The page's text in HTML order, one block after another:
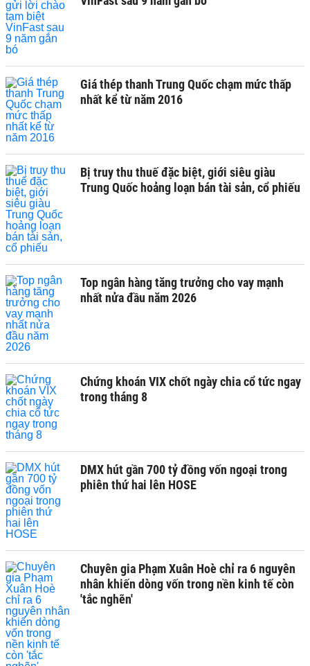
Giá thép thanh Trung Quốc chạm mức thấp
nhất kể từ năm 2016
Bị truy thu thuế đặc biệt, giới siêu giàu
Trung Quốc hoảng loạn bán tài sản, cổ phiếu
Top ngân hàng tăng trưởng cho vay mạnh
nhất nửa đầu năm 2026
Chứng khoán VIX chốt ngày chia cổ tức ngay
trong tháng 8
DMX hút gần 700 tỷ đồng vốn ngoại trong
phiên thứ hai lên HOSE
Chuyên gia Phạm Xuân Hoè chỉ ra 6 nguyên
nhân khiến dòng vốn trong nền kinh tế còn
'tắc nghẽn'